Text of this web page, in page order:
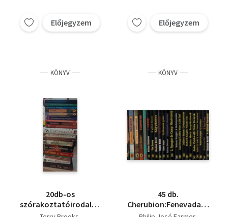
Előjegyzem Előjegyzem
KÖNYV
20db-os
szórakoztatóirodalmi
könyvcsomag:
KÖNYV
45 db.
Cherubion:Fenevadak+A
kardfogú